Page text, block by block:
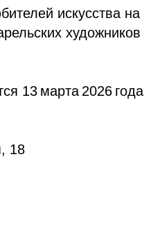
искусства на
художников
13 марта 2026 года
18